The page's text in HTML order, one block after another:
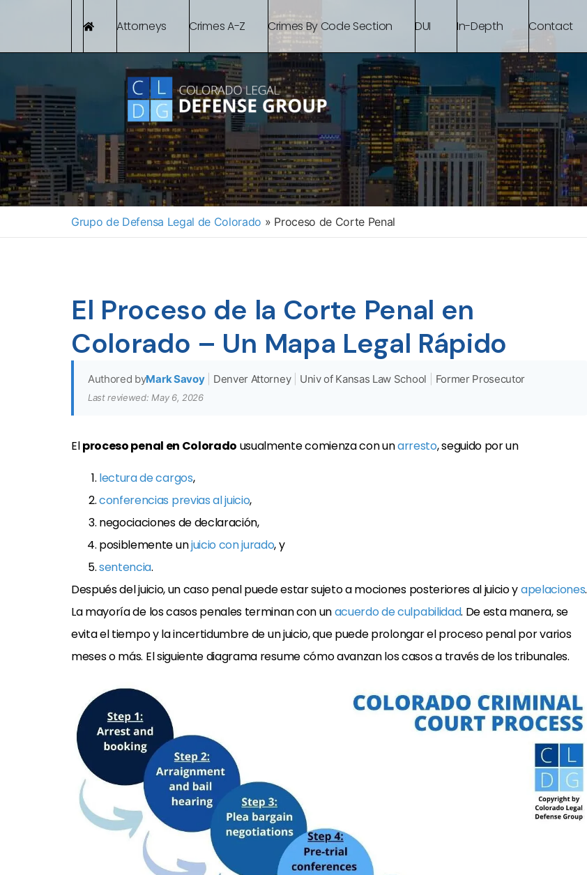
Attorneys Crimes A-Z Crimes By Code Section DUI In-Depth Contact
Grupo de Defensa Legal de Colorado » Proceso de Corte Penal
El Proceso de la Corte Penal en
Colorado – Un Mapa Legal Rápido
Authored byMark Savoy Denver Attorney Univ of Kansas Law School Former Prosecutor
Last reviewed: May 6, 2026
Elproceso penal en Colorado usualmente comienza con unarresto, seguido por un
lectura de cargos,
conferencias previas al juicio,
negociaciones de declaración,
posiblemente unjuicio con jurado, y
sentencia.
Después del juicio, un caso penal puede estar sujeto a mociones posteriores al juicio yapelaciones.
La mayoría de los casos penales terminan con unacuerdo de culpabilidad. De esta manera, se
evita el tiempo y la incertidumbre de un juicio, que puede prolongar el proceso penal por varios
meses o más. El siguiente diagrama resume cómo avanzan los casos a través de los tribunales.